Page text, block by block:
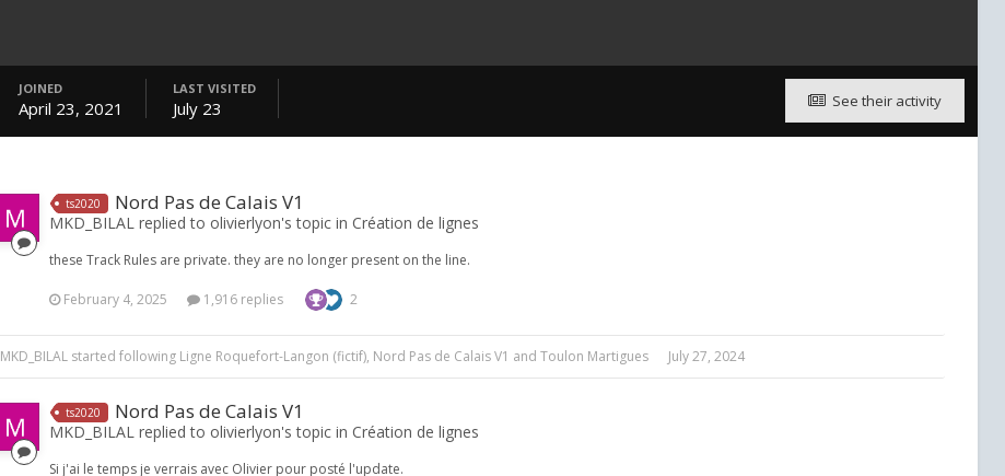
See their activity
JOINED
April 23, 2021
LAST VISITED
July 23
ts2020 Nord Pas de Calais V1
MKD_BILAL replied to olivierlyon's topic in Création de lignes
these Track Rules are private. they are no longer present on the line.
February 4, 2025 1,916 replies 2
MKD_BILAL started following Ligne Roquefort-Langon (fictif), Nord Pas de Calais V1 and Toulon Martigues July 27, 2024
ts2020 Nord Pas de Calais V1
MKD_BILAL replied to olivierlyon's topic in Création de lignes
Si j'ai le temps je verrais avec Olivier pour posté l'update.